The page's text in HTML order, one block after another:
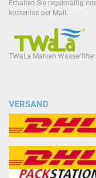
Erhalten Sie regelmäßig
kostenlos per Mail.
TWaLa Marken Wasserfilter
VERSAND